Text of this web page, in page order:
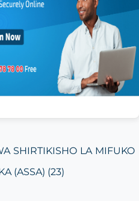
SHIRTIKISHO LA MIFUKO
(ASSA) (23)